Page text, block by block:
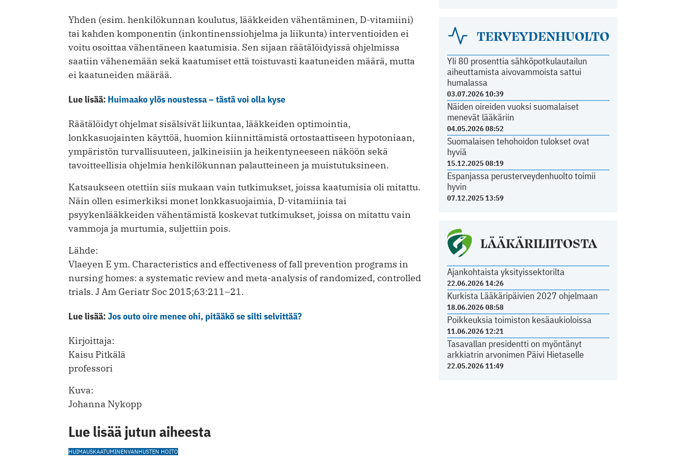
TERVEYDENHUOLTO
Yli 80 prosenttia sähköpotkulautailun
aiheuttamista aivovammoista sattui
humalassa
03.07.2026 10:39
Näiden oireiden vuoksi suomalaiset
menevät lääkäriin
04.05.2026 08:52
Suomalaisen tehohoidon tulokset ovat
hyviä
15.12.2025 08:19
Espanjassa perusterveydenhuolto toimii
hyvin
07.12.2025 13:59
LÄÄKÄRILIITOSTA
Ajankohtaista yksityissektorilta
22.06.2026 14:26
Kurkista Lääkäripäivien 2027 ohjelmaan
18.06.2026 08:58
Poikkeuksia toimiston kesäaukioloissa
11.06.2026 12:21
Tasavallan presidentti on myöntänyt
arkkiatrin arvonimen Päivi Hietaselle
22.05.2026 11:49
Yhden (esim. henkilökunnan koulutus, lääkkeiden vähentäminen, D-vitamiini)
tai kahden komponentin (inkontinenssi­ohjelma ja liikunta) interventioiden ei
voitu osoittaa vähentäneen kaatumisia. Sen sijaan räätälöidyissä ohjelmissa
saatiin vähenemään sekä kaatumiset että toistuvasti kaatuneiden määrä, mutta
ei kaatuneiden määrää.
Lue lisää: Huimaako ylös noustessa – tästä voi olla kyse
Räätälöidyt ohjelmat sisälsivät liikuntaa, lääkkeiden optimointia,
lonkkasuojainten käyttöä, huomion kiinnittämistä ortostaattiseen hypotoniaan,
ympäristön turvallisuuteen, jalkineisiin ja heikentyneeseen näköön sekä
tavoitteellisia ohjelmia henkilökunnan palautteineen ja muistutuksineen.
Katsaukseen otettiin siis mukaan vain tutkimukset, joissa kaatumisia oli mitattu.
Näin ollen esimerkiksi monet lonkkasuojaimia, D-vitamiinia tai
psyykenlääkkeiden vähentämistä koskevat tutkimukset, joissa on mitattu vain
vammoja ja murtumia, suljettiin pois.
Lähde:
Vlaeyen E ym. Characteristics and effectiveness of fall ­prevention programs in
nursing homes: a systematic review and meta-analysis of randomized, controlled
trials. J Am Geriatr Soc 2015;63:211–21.
Lue lisää:Jos outo oire menee ohi, pitääkö se silti selvittää?
Kirjoittaja:
Kaisu Pitkälä
professori
Kuva:
Johanna Nykopp
Lue lisää jutun aiheesta
HUIMAUSKAATUMINENVANHUSTEN HOITO